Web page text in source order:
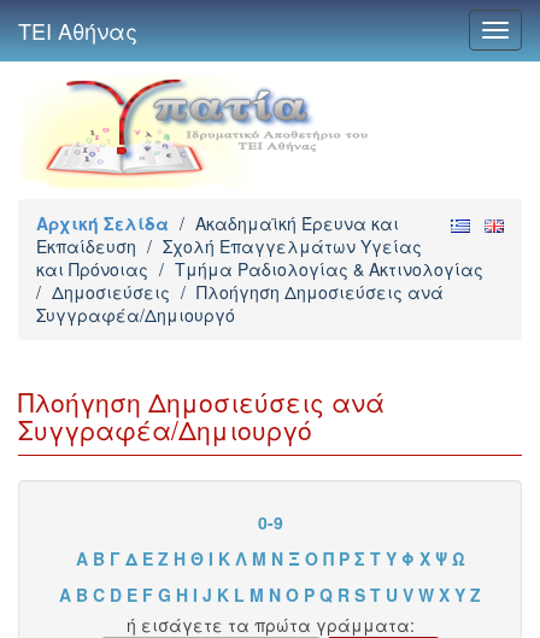
ΤΕΙ Αθήνας
Αρχική Σελίδα / Ακαδημαϊκή Έρευνα και
Εκπαίδευση / Σχολή Επαγγελμάτων Υγείας
και Πρόνοιας / Τμήμα Ραδιολογίας & Ακτινολογίας
/ Δημοσιεύσεις / Πλοήγηση Δημοσιεύσεις ανά
Συγγραφέα/Δημιουργό
Πλοήγηση Δημοσιεύσεις ανά
Συγγραφέα/Δημιουργό
0-9
Α Β Γ Δ Ε Ζ Η Θ Ι Κ Λ Μ Ν Ξ Ο Π Ρ Σ Τ Υ Φ Χ Ψ Ω
A B C D E F G H I J K L M N O P Q R S T U V W X Y Z
ή εισάγετε τα πρώτα γράμματα: